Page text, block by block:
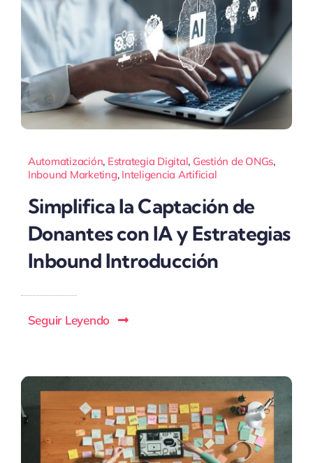
Automatización, Estrategia Digital, Gestión de ONGs,
Inbound Marketing, Inteligencia Artificial
Simplifica la Captación de
Donantes con IA y Estrategias
Inbound Introducción
Seguir Leyendo